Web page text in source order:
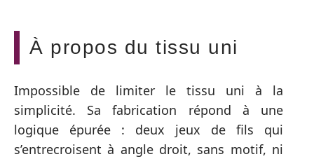
À propos du tissu uni
Impossible de limiter le tissu uni à la
simplicité. Sa fabrication répond à une
logique épurée : deux jeux de fils qui
s’entrecroisent à angle droit, sans motif, ni